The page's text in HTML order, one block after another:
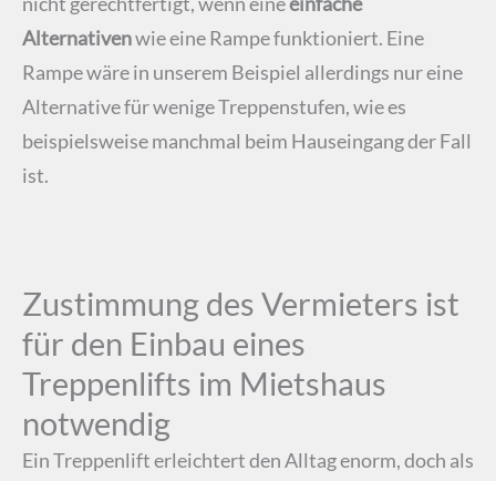
Alternativenwie eine Rampe funktioniert. Eine
Rampe wäre in unserem Beispiel allerdings nur eine
Alternative für wenige Treppenstufen, wie es
beispielsweise manchmal beim Hauseingang der Fall
ist.
Zustimmung des Vermieters ist
für den Einbau eines
Treppenlifts im Mietshaus
notwendig
Ein Treppenlift erleichtert den Alltag enorm, doch als